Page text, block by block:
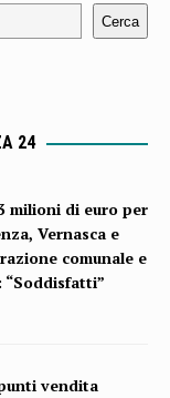
Cerca
24
milioni di euro per
Vernasca e
comunale e
“Soddisfatti”
vendita